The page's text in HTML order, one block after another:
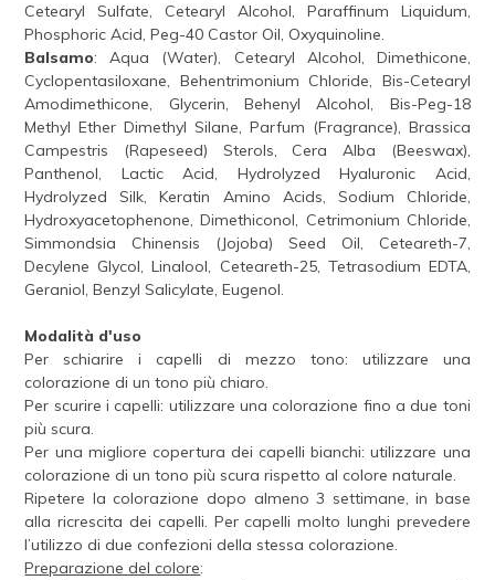
Cetearyl Sulfate, Cetearyl Alcohol, Paraffinum Liquidum,
Phosphoric Acid, Peg-40 Castor Oil, Oxyquinoline.
Balsamo: Aqua (Water), Cetearyl Alcohol, Dimethicone,
Cyclopentasiloxane, Behentrimonium Chloride, Bis-Cetearyl
Amodimethicone, Glycerin, Behenyl Alcohol, Bis-Peg-18
Methyl Ether Dimethyl Silane, Parfum (Fragrance), Brassica
Campestris (Rapeseed) Sterols, Cera Alba (Beeswax),
Panthenol, Lactic Acid, Hydrolyzed Hyaluronic Acid,
Hydrolyzed Silk, Keratin Amino Acids, Sodium Chloride,
Hydroxyacetophenone, Dimethiconol, Cetrimonium Chloride,
Simmondsia Chinensis (Jojoba) Seed Oil, Ceteareth-7,
Decylene Glycol, Linalool, Ceteareth-25, Tetrasodium EDTA,
Geraniol, Benzyl Salicylate, Eugenol.
Modalità d'uso
Per schiarire i capelli di mezzo tono: utilizzare una
colorazione di un tono più chiaro.
Per scurire i capelli: utilizzare una colorazione fino a due toni
più scura.
Per una migliore copertura dei capelli bianchi: utilizzare una
colorazione di un tono più scura rispetto al colore naturale.
Ripetere la colorazione dopo almeno 3 settimane, in base
alla ricrescita dei capelli. Per capelli molto lunghi prevedere
l’utilizzo di due confezioni della stessa colorazione.
Preparazione del colore: